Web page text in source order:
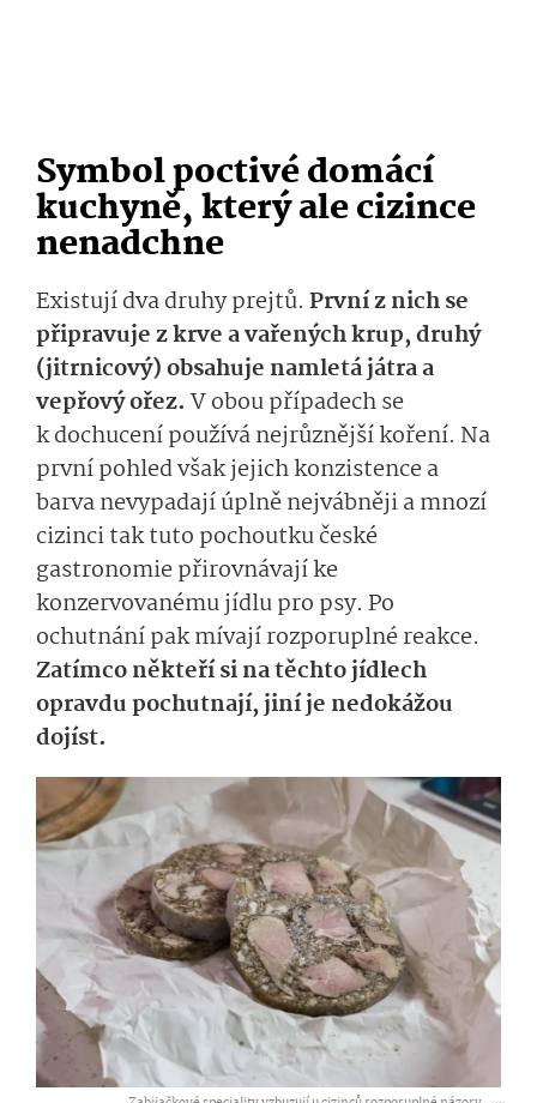
Symbol poctivé domácí
kuchyně, který ale cizince
nenadchne
Existují dva druhy prejtů. První z nich se
připravuje z krve a vařených krup, druhý
(jitrnicový) obsahuje namletá játra a
vepřový ořez. V obou případech se
k dochucení používá nejrůznější koření. Na
první pohled však jejich konzistence a
barva nevypadají úplně nejvábněji a mnozí
cizinci tak tuto pochoutku české
gastronomie přirovnávají ke
konzervovanému jídlu pro psy. Po
ochutnání pak mívají rozporuplné reakce.
Zatímco někteří si na těchto jídlech
opravdu pochutnají, jiní je nedokážou
dojíst.